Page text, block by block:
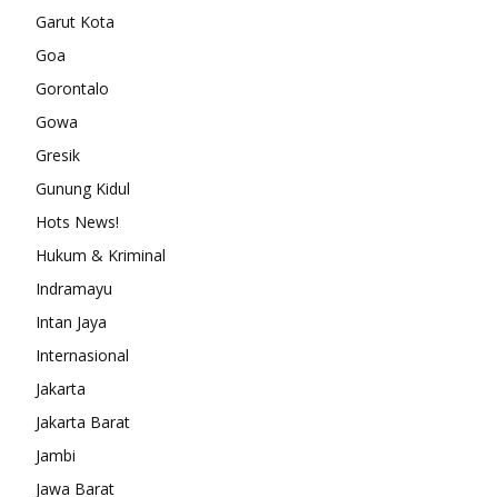
Garut Kota
Goa
Gorontalo
Gowa
Gresik
Gunung Kidul
Hots News!
Hukum & Kriminal
Indramayu
Intan Jaya
Internasional
Jakarta
Jakarta Barat
Jambi
Jawa Barat